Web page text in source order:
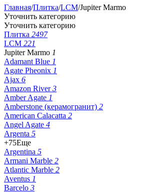
Главная/Плитка/LCM/Jupiter Marmo
Уточнить категорию
Уточнить категорию
Плитка 2497
LCM 221
Jupiter Marmo 1
Adamant Blue 1
Agate Pheonix 1
Ajax 6
Amazon River3
Amber Agate 1
Amberstone (керамогранит) 2
American Calacatta 2
Angel Agate 4
Argenta 5
+75Еще
Argentina 5
Armani Marble 2
Atlantic Marble 2
Aventus 1
Barcelo 3